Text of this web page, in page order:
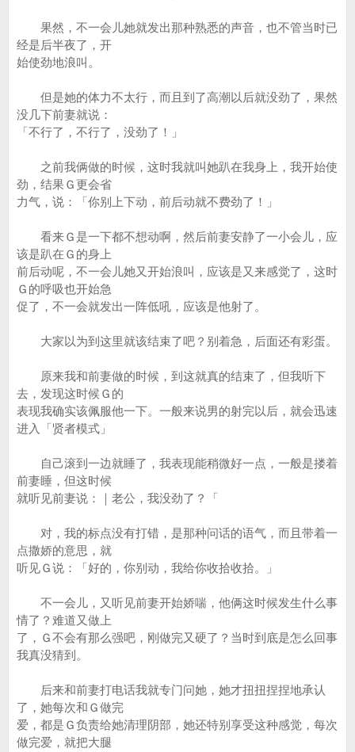
果然，不一会儿她就发出那种熟悉的声音，也不管当时已
经是后半夜了，开
始使劲地浪叫。
但是她的体力不太行，而且到了高潮以后就没劲了，果然
没几下前妻就说：
「不行了，不行了，没劲了！」
之前我俩做的时候，这时我就叫她趴在我身上，我开始使
劲，结果Ｇ更会省
力气，说：「你别上下动，前后动就不费劲了！」
看来Ｇ是一下都不想动啊，然后前妻安静了一小会儿，应
该是趴在Ｇ的身上
前后动呢，不一会儿她又开始浪叫，应该是又来感觉了，这时
Ｇ的呼吸也开始急
促了，不一会就发出一阵低吼，应该是他射了。
大家以为到这里就该结束了吧？别着急，后面还有彩蛋。
原来我和前妻做的时候，到这就真的结束了，但我听下
去，发现这时候Ｇ的
表现我确实该佩服他一下。一般来说男的射完以后，就会迅速
进入「贤者模式」
自己滚到一边就睡了，我表现能稍微好一点，一般是搂着
前妻睡，但这时候
就听见前妻说：｜老公，我没劲了？「
对，我的标点没有打错，是那种问话的语气，而且带着一
点撒娇的意思，就
听见Ｇ说：「好的，你别动，我给你收拾收拾。」
不一会儿，又听见前妻开始娇喘，他俩这时候发生什么事
情了？难道又做上
了，Ｇ不会有那么强吧，刚做完又硬了？当时到底是怎么回事
我真没猜到。
后来和前妻打电话我就专门问她，她才扭扭捏捏地承认
了，她每次和Ｇ做完
爱，都是Ｇ负责给她清理阴部，她还特别享受这种感觉，每次
做完爱，就把大腿